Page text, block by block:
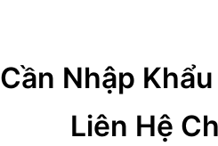
Cần Nhập
Liên Hệ